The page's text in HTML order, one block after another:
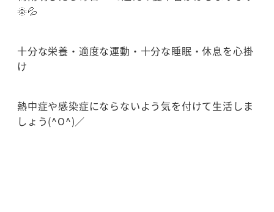
🌞💦
十分な栄養・適度な運動・十分な睡眠・休息を心掛
け
熱中症や感染症にならないよう気を付けて生活しま
しょう(^O^)／